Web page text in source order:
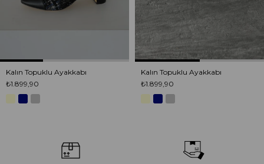
Kalın Topuklu Ayakkabı
₺1.899,90
Kalın Topuklu Ayakkabı
₺1.899,90